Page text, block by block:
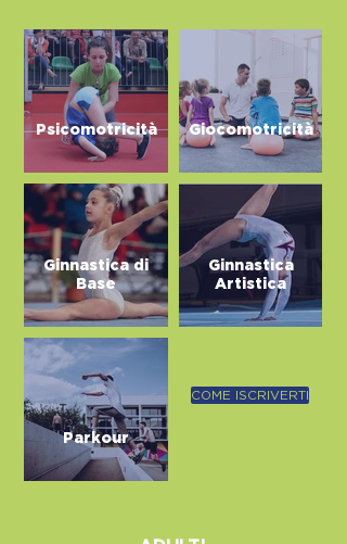
Psicomotricità Giocomotricità
Ginnastica di
Base
Ginnastica
Artistica
Parkour
COME ISCRIVERTI